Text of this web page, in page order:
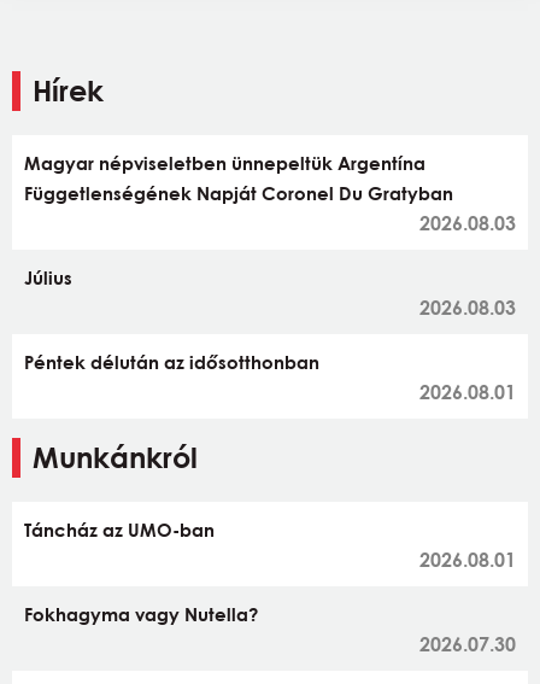
Hírek
Magyar népviseletben ünnepeltük Argentína
Függetlenségének Napját Coronel Du Gratyban
2026.08.03
Július
2026.08.03
Péntek délután az idősotthonban
2026.08.01
Munkánkról
Táncház az UMO-ban
2026.08.01
Fokhagyma vagy Nutella?
2026.07.30